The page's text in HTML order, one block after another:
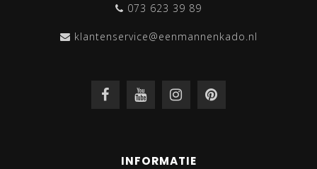
073 623 39 89
klantenservice@eenmannenkado.nl
INFORMATIE